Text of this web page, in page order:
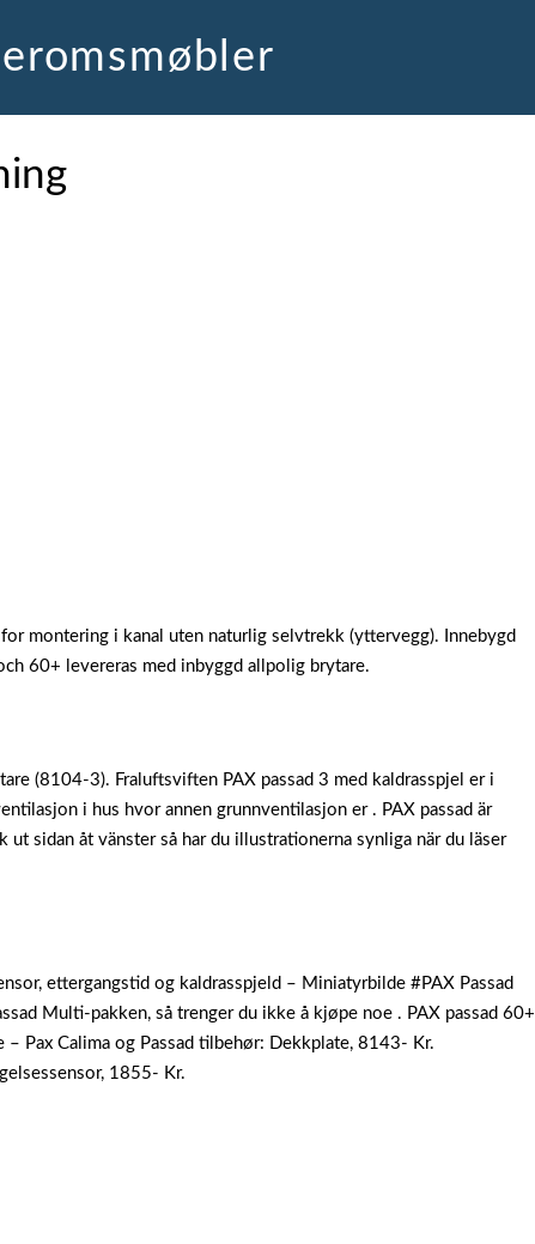
montering i kanal uten naturlig selvtrekk (yttervegg). Innebygd
60+ levereras med inbyggd allpolig brytare.
(8104-3). Fraluftsviften PAX passad 3 med kaldrasspjel er i
i hus hvor annen grunnventilasjon er . PAX passad är
sidan åt vänster så har du illustrationerna synliga när du läser
ettergangstid og kaldrasspjeld – Miniatyrbilde #PAX Passad
Multi-pakken, så trenger du ikke å kjøpe noe . PAX passad 60+
Pax Calima og Passad tilbehør: Dekkplate, 8143- Kr.
1855- Kr.